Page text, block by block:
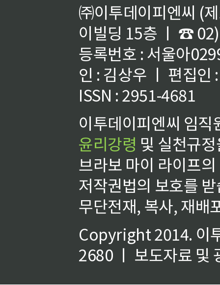
㈜이투데이피엔씨 (
이빌딩 15층 ㅣ ☎
등록번호 : 서울아
인 : 김상우 ㅣ 편집인
ISSN : 2951-4681
이투데이피엔씨 임
윤리강령 및 실천규
브라보 마이 라이프
저작권법의 보호를
무단전재, 복사, 재배
Copyright 2014. 이
2680 ㅣ 보도자료